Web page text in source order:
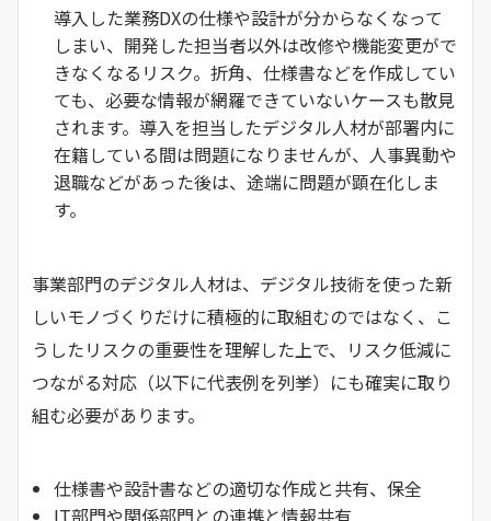
導入した業務DXの仕様や設計が分からなくなって
しまい、開発した担当者以外は改修や機能変更がで
きなくなるリスク。折角、仕様書などを作成してい
ても、必要な情報が網羅できていないケースも散見
されます。導入を担当したデジタル人材が部署内に
在籍している間は問題になりませんが、人事異動や
退職などがあった後は、途端に問題が顕在化しま
す。
事業部門のデジタル人材は、デジタル技術を使った新
しいモノづくりだけに積極的に取組むのではなく、こ
うしたリスクの重要性を理解した上で、リスク低減に
つながる対応（以下に代表例を列挙）にも確実に取り
組む必要があります。
仕様書や設計書などの適切な作成と共有、保全